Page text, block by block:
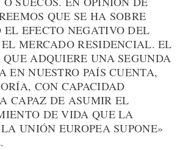
QUE SE HA SOBRE
EFECTO NEGATIVO DEL
MERCADO RESIDENCIAL. EL
ADQUIERE UNA SEGUNDA
EN NUESTRO PAÍS CUENTA,
CON CAPACIDAD
CAPAZ DE ASUMIR EL
DE VIDA QUE LA
UNIÓN EUROPEA SUPONE»